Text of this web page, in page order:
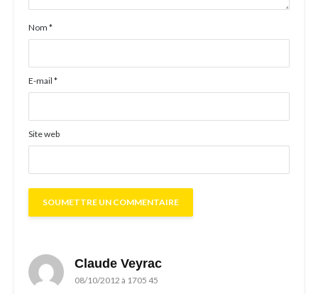
Nom *
E-mail *
Site web
Claude Veyrac
08/10/2012 à 1705 45